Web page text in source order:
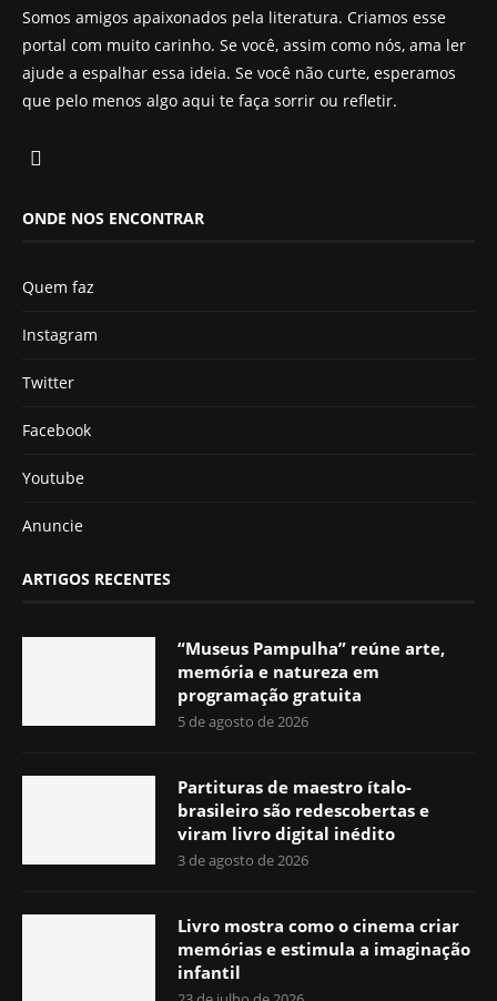
Somos amigos apaixonados pela literatura. Criamos esse
portal com muito carinho. Se você, assim como nós, ama ler
ajude a espalhar essa ideia. Se você não curte, esperamos
que pelo menos algo aqui te faça sorrir ou refletir.
ONDE NOS ENCONTRAR
Quem faz
Instagram
Twitter
Facebook
Youtube
Anuncie
ARTIGOS RECENTES
“Museus Pampulha” reúne arte,
memória e natureza em
programação gratuita
5 de agosto de 2026
Partituras de maestro ítalo-
brasileiro são redescobertas e
viram livro digital inédito
3 de agosto de 2026
Livro mostra como o cinema criar
memórias e estimula a imaginação
infantil